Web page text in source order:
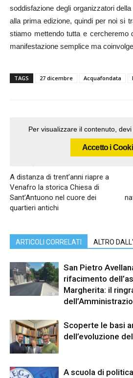
soddisfazione degli organizzatori
alla prima edizione, quindi per noi si
stiamo mettendo tutta e cercheremo
manifestazione semplice ma
TAGS 27 dicembre Acquafondata
Per visualizzare il contenuto,
Accetto i
A distanza di trent’anni riapre a
Venafro la storica Chiesa di
Sant’Antuono nel cuore dei
quartieri antichi
ARTICOLI CORRELATI ALTRO
San Pietro
rifacimento
Margherita: il
Scoperte le basi
dell’evoluzione
A scuola di